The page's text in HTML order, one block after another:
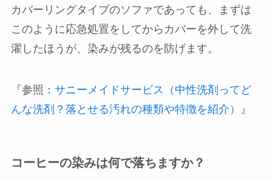
カバーリングタイプのソファであっても、まずは
このように応急処置をしてからカバーを外して洗
濯したほうが、染みが残るのを防げます。
『参照： サニーメイドサービス（中性洗剤ってど
んな洗剤？落とせる汚れの種類や特徴を紹介）
』
コーヒーの染みは何で落ちますか？